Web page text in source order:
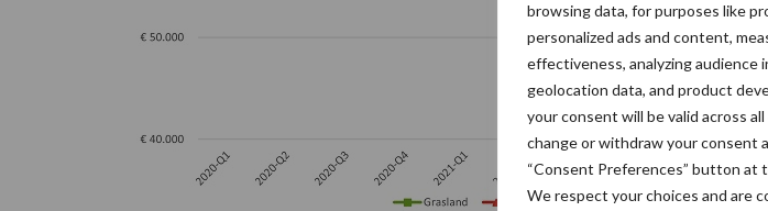
browsing data, for purposes like
personalized ads and content,
effectiveness, analyzing audience
geolocation data, and product
your consent will be valid across
change or withdraw your consent
“Consent Preferences” button at
We respect your choices and are